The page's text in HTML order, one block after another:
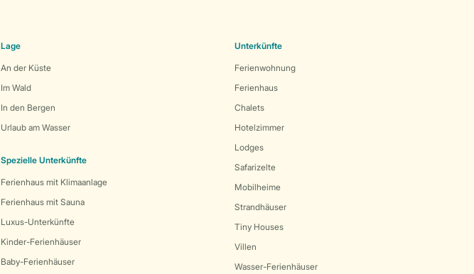
Lage
An der Küste
Im Wald
In den Bergen
Urlaub am Wasser
Spezielle Unterkünfte
Ferienhaus mit Klimaanlage
Ferienhaus mit Sauna
Luxus-Unterkünfte
Kinder-Ferienhäuser
Baby-Ferienhäuser
Unterkünfte
Ferienwohnung
Ferienhaus
Chalets
Hotelzimmer
Lodges
Safarizelte
Mobilheime
Strandhäuser
Tiny Houses
Villen
Wasser-Ferienhäuser